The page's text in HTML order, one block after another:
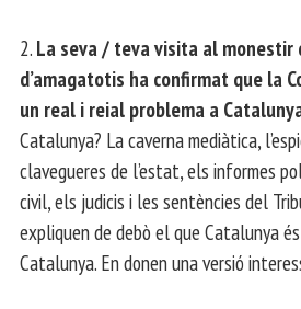
2. La seva / teva visita al monestir
d’amagatotis ha confirmat que la
un real i reial problema a
Catalunya? La caverna mediàtica,
clavegueres de l’estat, els informes
civil, els judicis i les sentències del
expliquen de debò el que Catalunya
Catalunya. En donen una versió